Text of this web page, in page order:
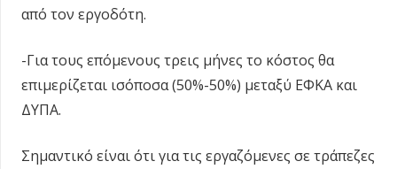
από τον εργοδότη.
-Για τους επόμενους τρεις μήνες το κόστος θα
επιμερίζεται ισόποσα (50%-50%) μεταξύ ΕΦΚΑ και
ΔΥΠΑ.
Σημαντικό είναι ότι για τις εργαζόμενες σε τράπεζες